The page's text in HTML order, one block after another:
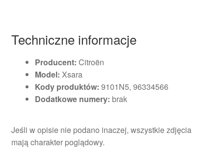
Techniczne informacje
Producent: Citroën
Model: Xsara
Kody produktów: 9101N5, 96334566
Dodatkowe numery: brak
Jeśli w opisie nie podano inaczej, wszystkie zdjęcia
mają charakter poglądowy.